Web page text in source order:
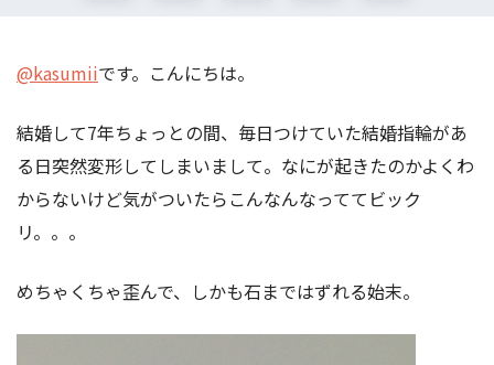
@kasumiiです。こんにちは。
結婚して7年ちょっとの間、毎日つけていた結婚指輪があ
る日突然変形してしまいまして。なにが起きたのかよくわ
からないけど気がついたらこんなんなっててビック
リ。。。
めちゃくちゃ歪んで、しかも石まではずれる始末。